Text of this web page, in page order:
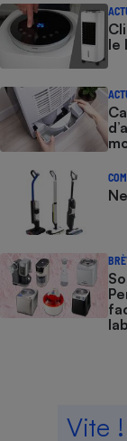
le
Vite !